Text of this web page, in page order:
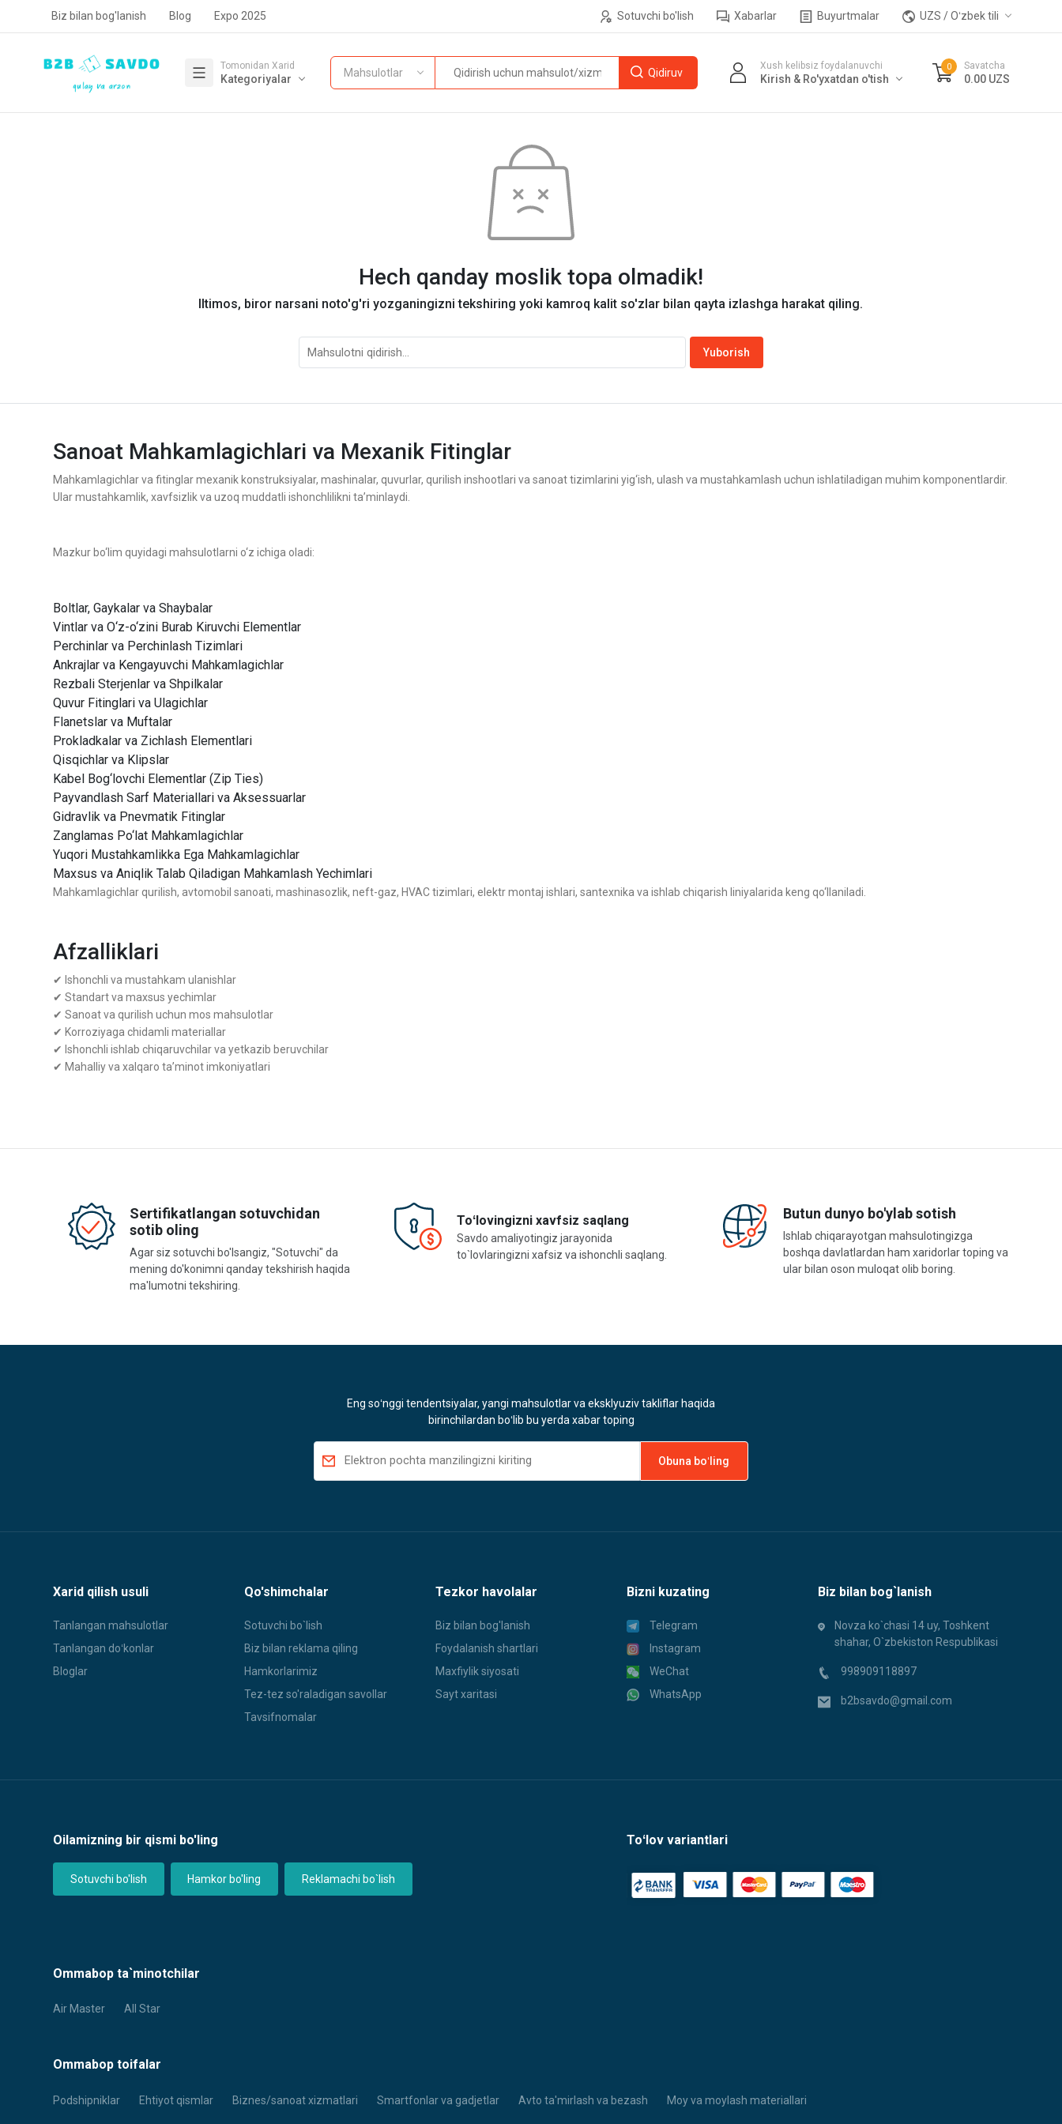
Sotuvchi bo'lish Xabarlar Buyurtmalar UZS / Oʻzbek tili
Biz bilan bog'lanish Blog Expo 2025
Tomonidan Xarid
Kategoriyalar
Xush kelibsiz foydalanuvchi
Kirish & Ro'yxatdan o'tish
0 Savatcha
0.00 UZS
Mahsulotlar
Hech qanday moslik topa olmadik!
Iltimos, biror narsani noto'g'ri yozganingizni tekshiring yoki kamroq kalit so'zlar bilan qayta izlashga harakat qiling.
Sanoat Mahkamlagichlari va Mexanik Fitinglar
Mahkamlagichlar va fitinglar mexanik konstruksiyalar, mashinalar, quvurlar, qurilish inshootlari va sanoat tizimlarini yig‘ish, ulash va mustahkamlash uchun ishlatiladigan muhim komponentlardir.
Ular mustahkamlik, xavfsizlik va uzoq muddatli ishonchlilikni ta’minlaydi.
Mazkur bo‘lim quyidagi mahsulotlarni o‘z ichiga oladi:
Boltlar, Gaykalar va Shaybalar
Vintlar va O‘z-o‘zini Burab Kiruvchi Elementlar
Perchinlar va Perchinlash Tizimlari
Ankrajlar va Kengayuvchi Mahkamlagichlar
Rezbali Sterjenlar va Shpilkalar
Quvur Fitinglari va Ulagichlar
Flanetslar va Muftalar
Prokladkalar va Zichlash Elementlari
Qisqichlar va Klipslar
Kabel Bog‘lovchi Elementlar (Zip Ties)
Payvandlash Sarf Materiallari va Aksessuarlar
Gidravlik va Pnevmatik Fitinglar
Zanglamas Po‘lat Mahkamlagichlar
Yuqori Mustahkamlikka Ega Mahkamlagichlar
Maxsus va Aniqlik Talab Qiladigan Mahkamlash Yechimlari
Mahkamlagichlar qurilish, avtomobil sanoati, mashinasozlik, neft-gaz, HVAC tizimlari, elektr montaj ishlari, santexnika va ishlab chiqarish liniyalarida keng qo‘llaniladi.
Afzalliklari
✔ Ishonchli va mustahkam ulanishlar
✔ Standart va maxsus yechimlar
✔ Sanoat va qurilish uchun mos mahsulotlar
✔ Korroziyaga chidamli materiallar
✔ Ishonchli ishlab chiqaruvchilar va yetkazib beruvchilar
✔ Mahalliy va xalqaro ta’minot imkoniyatlari
Sertifikatlangan sotuvchidan
sotib oling
Agar siz sotuvchi bo'lsangiz, "Sotuvchi" da
mening do'konimni qanday tekshirish haqida
ma'lumotni tekshiring.
Toʻlovingizni xavfsiz saqlang
Savdo amaliyotingiz jarayonida
to`lovlaringizni xafsiz va ishonchli saqlang.
Butun dunyo bo'ylab sotish
Ishlab chiqarayotgan mahsulotingizga
boshqa davlatlardan ham xaridorlar toping va
ular bilan oson muloqat olib boring.
Eng soʻnggi tendentsiyalar, yangi mahsulotlar va eksklyuziv takliflar haqida
birinchilardan boʻlib bu yerda xabar toping
Xarid qilish usuli
Tanlangan mahsulotlar
Tanlangan doʻkonlar
Bloglar
Qo'shimchalar
Sotuvchi bo`lish
Biz bilan reklama qiling
Hamkorlarimiz
Tez-tez so'raladigan savollar
Tavsifnomalar
Tezkor havolalar
Biz bilan bog'lanish
Foydalanish shartlari
Maxfiylik siyosati
Sayt xaritasi
Bizni kuzating
Telegram
Instagram
WeChat
WhatsApp
Biz bilan bog`lanish
Novza ko`chasi 14 uy, Toshkent
shahar, O`zbekiston Respublikasi
998909118897
b2bsavdo@gmail.com
Oilamizning bir qismi bo'ling
Sotuvchi bo'lish Hamkor bo'ling Reklamachi bo`lish
Toʻlov variantlari
Ommabop ta`minotchilar
Air Master All Star
Ommabop toifalar
Podshipniklar Ehtiyot qismlar Biznes/sanoat xizmatlari Smartfonlar va gadjetlar Avto ta'mirlash va bezash Moy va moylash materiallari